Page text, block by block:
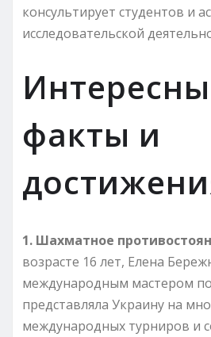
консультирует студентов и
исследовательской
факты и
1. Шахматное
возрасте 16 лет, Елена
международным мастером
представляла Украину на
международных турниров и